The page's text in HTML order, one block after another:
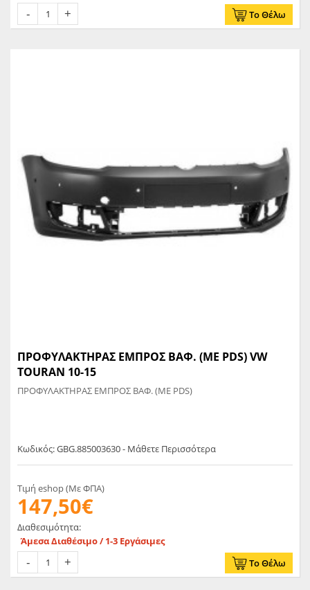
Το Θέλω
ΠΡΟΦΥΛΑΚΤΗΡΑΣ ΕΜΠΡΟΣ ΒΑΦ. (ΜΕ PDS) VW
TOURAN 10-15
ΠΡΟΦΥΛΑΚΤΗΡΑΣ ΕΜΠΡΟΣ ΒΑΦ. (ΜΕ PDS)
Κωδικός: GBG.885003630 - Μάθετε Περισσότερα
Τιμή eshop (Με ΦΠΑ)
147,50€
Διαθεσιμότητα:
Άμεσα Διαθέσιμο / 1-3 Εργάσιμες
Το Θέλω